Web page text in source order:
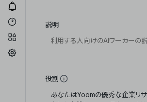
説明
役割